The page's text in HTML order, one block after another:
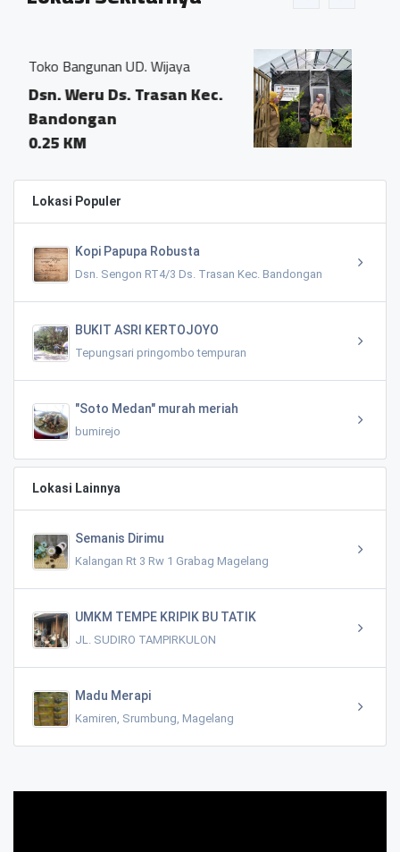
Kec.
KWT Sumber Berkah
Dusun Weru Desa
0.17 KM
Lokasi Populer
Kopi Papupa Robusta
Dsn. Sengon RT4/3 Ds. Trasan Kec. Bandongan
BUKIT ASRI KERTOJOYO
Tepungsari pringombo tempuran
"Soto Medan" murah meriah
bumirejo
Lokasi Lainnya
Semanis Dirimu
Kalangan Rt 3 Rw 1 Grabag Magelang
UMKM TEMPE KRIPIK BU TATIK
JL. SUDIRO TAMPIRKULON
Madu Merapi
Kamiren, Srumbung, Magelang